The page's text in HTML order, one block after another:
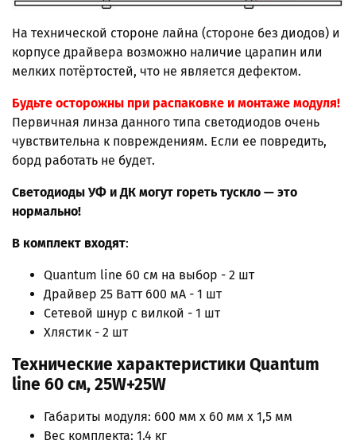
На технической стороне лайна (стороне без диодов) и
корпусе драйвера возможно наличие царапин или
мелких потёртостей, что не является дефектом.
Будьте осторожны при распаковке и монтаже модуля!
Первичная линза данного типа светодиодов очень
чувствительна к повреждениям. Если ее повредить,
борд работать не будет.
Светодиоды УФ и ДК могут гореть тускло — это
нормально!
В комплект входят:
Quantum line 60 см на выбор - 2 шт
Драйвер 25 Ватт 600 мА - 1 шт
Сетевой шнур с вилкой - 1 шт
Хлястик - 2 шт
Технические характеристики Quantum
line 60 см, 25W+25W
Габариты модуля: 600 мм х 60 мм х 1,5 мм
Вес комплекта: 1.4 кг